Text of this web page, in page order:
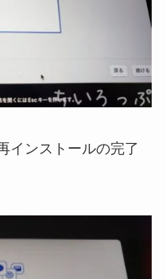
インストールの完了